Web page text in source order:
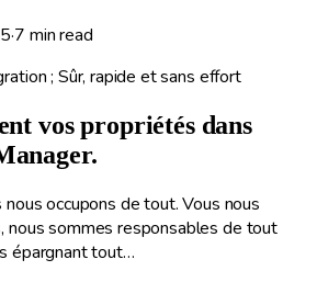
·7 min read
; Sûr, rapide et sans effort
vos propriétés dans
occupons de tout. Vous nous
nous sommes responsables de tout
épargnant tout…